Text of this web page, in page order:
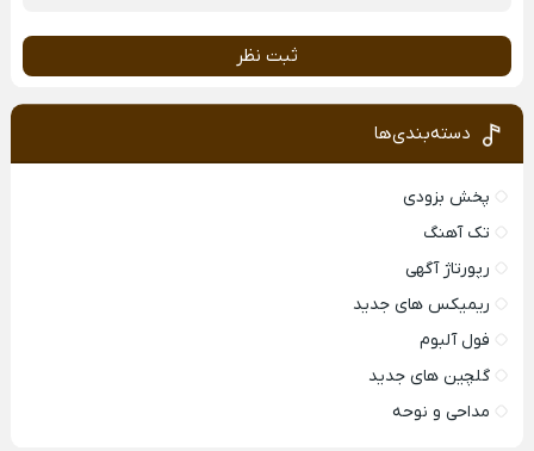
ثبت نظر
دسته‌بندی‌ها
پخش بزودی
تک آهنگ
رپورتاژ آگهی
ریمیکس های جدید
فول آلبوم
گلچین های جدید
مداحی و نوحه